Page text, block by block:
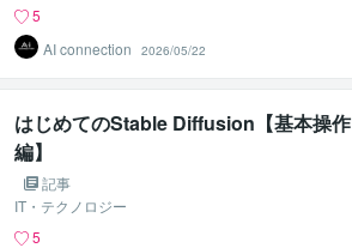
5
AI connection
2026/05/22
はじめてのStable Diffusion【基本操作
編】
記事
IT・テクノロジー
5